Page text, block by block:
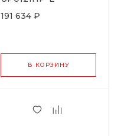
191 634 ₽
В КОРЗИНУ